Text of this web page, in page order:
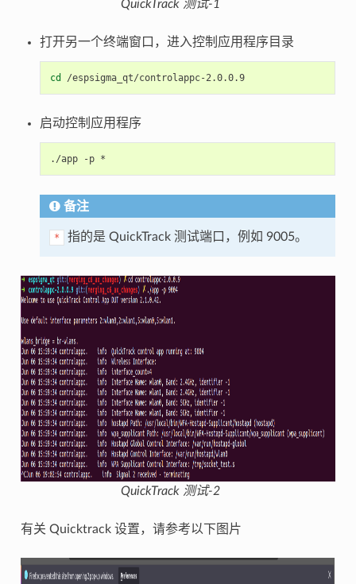
QuickTrack 测试-1
打开另一个终端窗口，进入控制应用程序目录
cd /espsigma_qt/controlappc-2.0.0.9
启动控制应用程序
./app -p
备注
* 指的是 QuickTrack 测试端口，例如 9005。
QuickTrack 测试-2
有关 Quicktrack 设置，请参考以下图片